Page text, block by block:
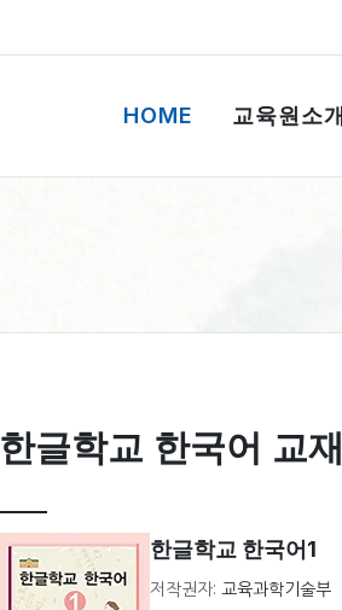
HOME 교육원소개
한글학교 한국어 교재
한글학교 한국어1
저작권자: 교육과학기술부